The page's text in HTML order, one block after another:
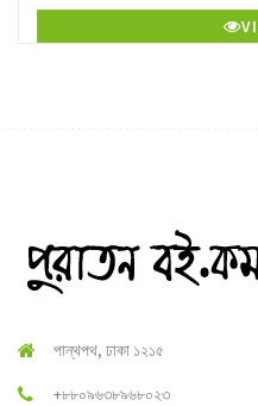
পান্থপথ, ঢাকা ১২১৫
+৮৮০৯৬৩৮৯৬৮০২৩